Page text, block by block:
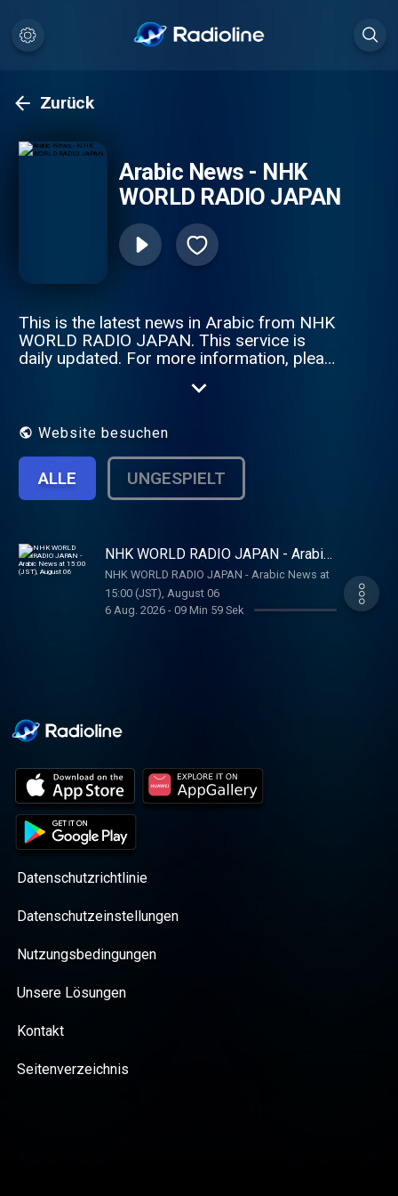
Zurück
Arabic News - NHK
WORLD RADIO JAPAN
This is the latest news in Arabic from NHK
WORLD RADIO JAPAN. This service is
daily updated. For more information, please
Website besuchen
ALLE UNGESPIELT
NHK WORLD RADIO JAPAN - Arabic
News at 15:00 (JST), August 06
NHK WORLD RADIO JAPAN - Arabic News at
15:00 (JST), August 06
6 Aug. 2026- 09 Min 59 Sek
Datenschutzrichtlinie
Datenschutzeinstellungen
Nutzungsbedingungen
Unsere Lösungen
Kontakt
Seitenverzeichnis